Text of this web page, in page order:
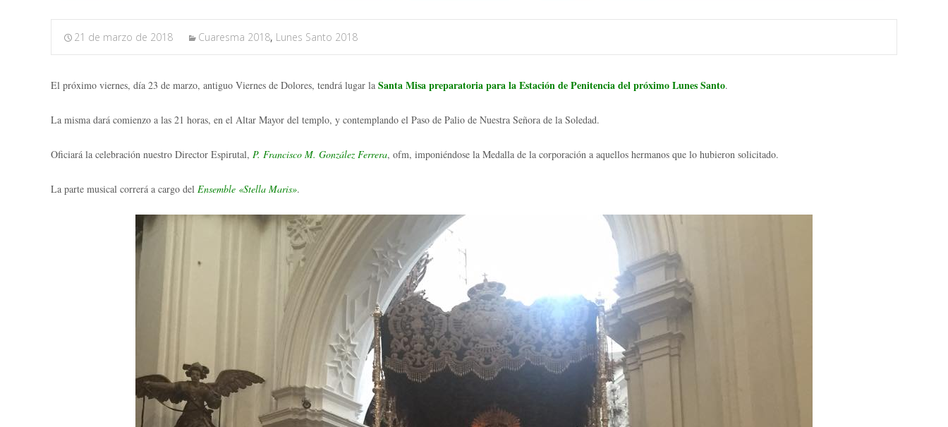
21 de marzo de 2018 Cuaresma 2018, Lunes Santo 2018
El próximo viernes, día 23 de marzo, antiguo Viernes de Dolores, tendrá lugar la Santa Misa preparatoria para la Estación de Penitencia del próximo Lunes Santo.
La misma dará comienzo a las 21 horas, en el Altar Mayor del templo, y contemplando el Paso de Palio de Nuestra Señora de la Soledad.
Oficiará la celebración nuestro Director Espirutal, P. Francisco M. González Ferrera, ofm, imponiéndose la Medalla de la corporación a aquellos hermanos que lo hubieron solicitado.
La parte musical correrá a cargo del Ensemble «Stella Maris».